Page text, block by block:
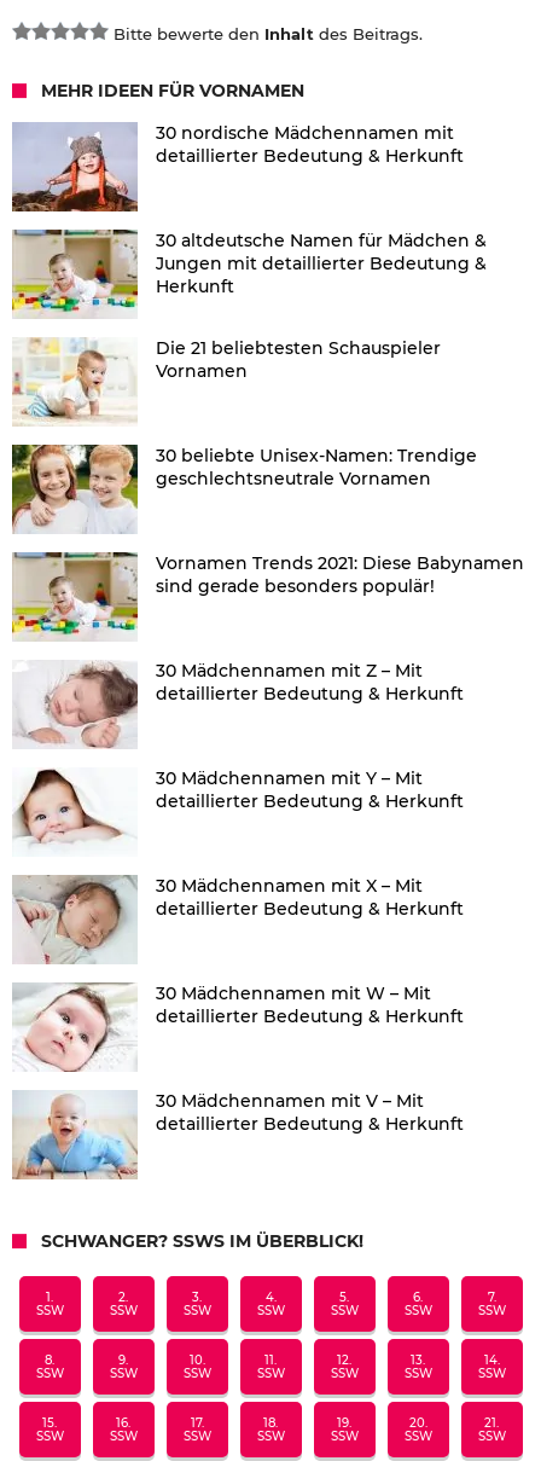
Bitte bewerte den Inhalt des Beitrags.
MEHR IDEEN FÜR VORNAMEN
30 nordische Mädchennamen mit
detaillierter Bedeutung & Herkunft
30 altdeutsche Namen für Mädchen &
Jungen mit detaillierter Bedeutung &
Herkunft
Die 21 beliebtesten Schauspieler
Vornamen
30 beliebte Unisex-Namen: Trendige
geschlechtsneutrale Vornamen
Vornamen Trends 2021: Diese Babynamen
sind gerade besonders populär!
30 Mädchennamen mit Z – Mit
detaillierter Bedeutung & Herkunft
30 Mädchennamen mit Y – Mit
detaillierter Bedeutung & Herkunft
30 Mädchennamen mit X – Mit
detaillierter Bedeutung & Herkunft
30 Mädchennamen mit W – Mit
detaillierter Bedeutung & Herkunft
30 Mädchennamen mit V – Mit
detaillierter Bedeutung & Herkunft
SCHWANGER? SSWS IM ÜBERBLICK!
1.
SSW
2.
SSW
3.
SSW
4.
SSW
5.
SSW
6.
SSW
7.
SSW
8.
SSW
9.
SSW
10.
SSW
11.
SSW
12.
SSW
13.
SSW
14.
SSW
15.
SSW
16.
SSW
17.
SSW
18.
SSW
19.
SSW
20.
SSW
21.
SSW